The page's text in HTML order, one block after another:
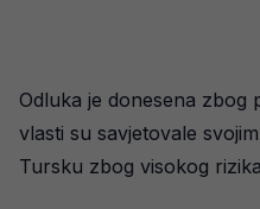
Odluka je donesena zbog
vlasti su savjetovale
Tursku zbog visokog